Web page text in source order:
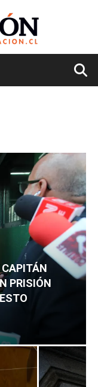
CAPITÁN
PRISIÓN